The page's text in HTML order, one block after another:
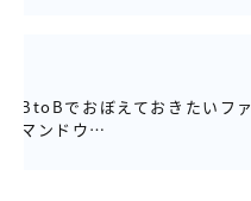
BtoBでおぼえておきたい
マンドウ…